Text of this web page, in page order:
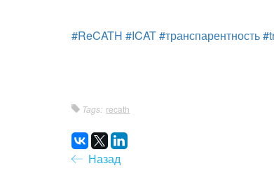
#ReCATH #ICAT#транспарентность
Tags: recath
Назад